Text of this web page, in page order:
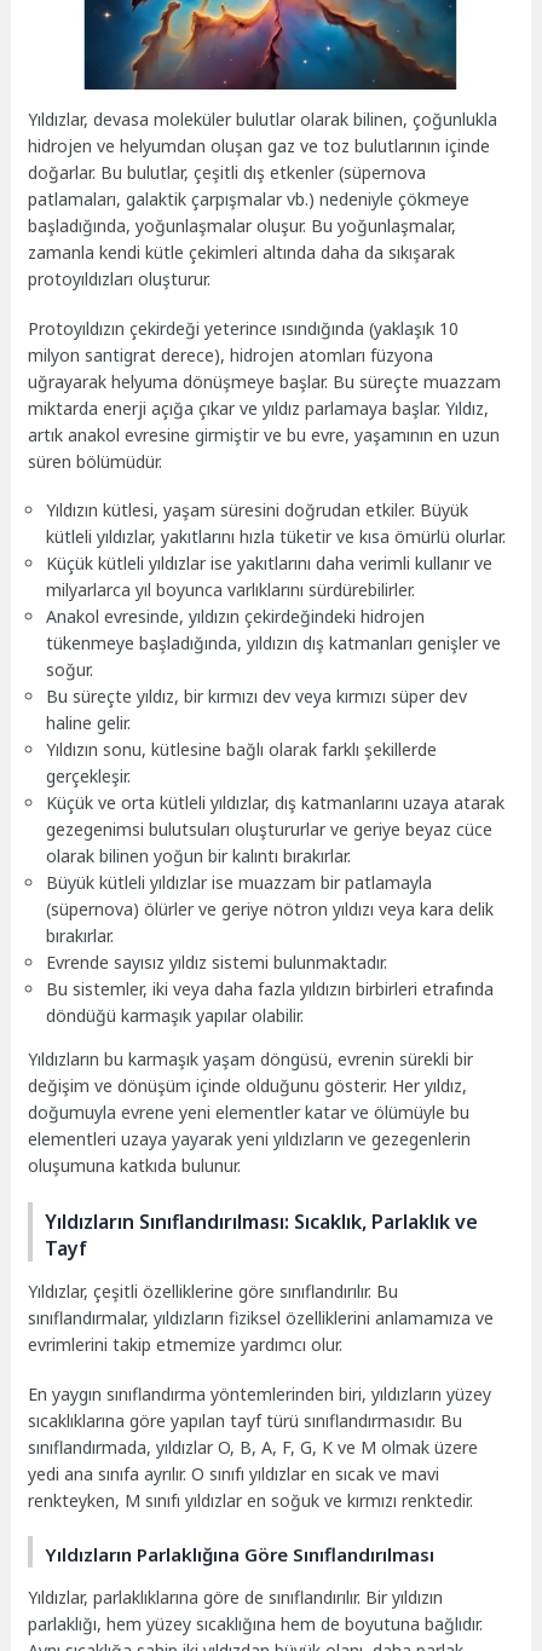
Yıldızlar, devasa moleküler bulutlar olarak bilinen, çoğunlukla
hidrojen ve helyumdan oluşan gaz ve toz bulutlarının içinde
doğarlar. Bu bulutlar, çeşitli dış etkenler (süpernova
patlamaları, galaktik çarpışmalar vb.) nedeniyle çökmeye
başladığında, yoğunlaşmalar oluşur. Bu yoğunlaşmalar,
zamanla kendi kütle çekimleri altında daha da sıkışarak
protoyıldızları oluşturur.
Protoyıldızın çekirdeği yeterince ısındığında (yaklaşık 10
milyon santigrat derece), hidrojen atomları füzyona
uğrayarak helyuma dönüşmeye başlar. Bu süreçte muazzam
miktarda enerji açığa çıkar ve yıldız parlamaya başlar. Yıldız,
artık anakol evresine girmiştir ve bu evre, yaşamının en uzun
süren bölümüdür.
Yıldızın kütlesi, yaşam süresini doğrudan etkiler. Büyük
kütleli yıldızlar, yakıtlarını hızla tüketir ve kısa ömürlü olurlar.
Küçük kütleli yıldızlar ise yakıtlarını daha verimli kullanır ve
milyarlarca yıl boyunca varlıklarını sürdürebilirler.
Anakol evresinde, yıldızın çekirdeğindeki hidrojen
tükenmeye başladığında, yıldızın dış katmanları genişler ve
soğur.
Bu süreçte yıldız, bir kırmızı dev veya kırmızı süper dev
haline gelir.
Yıldızın sonu, kütlesine bağlı olarak farklı şekillerde
gerçekleşir.
Küçük ve orta kütleli yıldızlar, dış katmanlarını uzaya atarak
gezegenimsi bulutsuları oluştururlar ve geriye beyaz cüce
olarak bilinen yoğun bir kalıntı bırakırlar.
Büyük kütleli yıldızlar ise muazzam bir patlamayla
(süpernova) ölürler ve geriye nötron yıldızı veya kara delik
bırakırlar.
Evrende sayısız yıldız sistemi bulunmaktadır.
Bu sistemler, iki veya daha fazla yıldızın birbirleri etrafında
döndüğü karmaşık yapılar olabilir.
Yıldızların bu karmaşık yaşam döngüsü, evrenin sürekli bir
değişim ve dönüşüm içinde olduğunu gösterir. Her yıldız,
doğumuyla evrene yeni elementler katar ve ölümüyle bu
elementleri uzaya yayarak yeni yıldızların ve gezegenlerin
oluşumuna katkıda bulunur.
Yıldızların Sınıflandırılması: Sıcaklık, Parlaklık ve
Tayf
Yıldızlar, çeşitli özelliklerine göre sınıflandırılır. Bu
sınıflandırmalar, yıldızların fiziksel özelliklerini anlamamıza ve
evrimlerini takip etmemize yardımcı olur.
En yaygın sınıflandırma yöntemlerinden biri, yıldızların yüzey
sıcaklıklarına göre yapılan tayf türü sınıflandırmasıdır. Bu
sınıflandırmada, yıldızlar O, B, A, F, G, K ve M olmak üzere
yedi ana sınıfa ayrılır. O sınıfı yıldızlar en sıcak ve mavi
renkteyken, M sınıfı yıldızlar en soğuk ve kırmızı renktedir.
Yıldızların Parlaklığına Göre Sınıflandırılması
Yıldızlar, parlaklıklarına göre de sınıflandırılır. Bir yıldızın
parlaklığı, hem yüzey sıcaklığına hem de boyutuna bağlıdır.